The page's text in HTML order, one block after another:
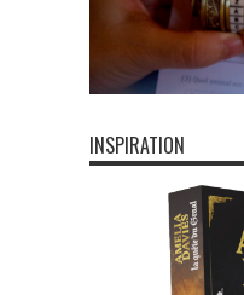
INSPIRATION